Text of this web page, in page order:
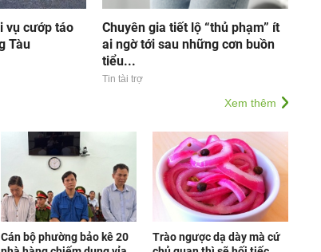
vụ cướp táo
Tàu
Chuyên gia tiết lộ “thủ phạm” ít
ai ngờ tới sau những cơn buồn
tiểu...
Tin tài trợ
Xem thêm
Cán bộ phường bảo kê 20
Trào ngược dạ dày mà cứ